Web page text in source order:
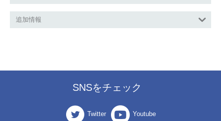
追加情報
SNSをチェック
Twitter Youtube